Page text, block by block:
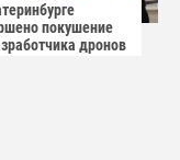
покушение
дронов